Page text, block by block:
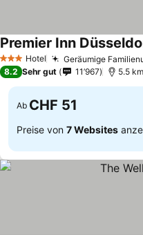
3 SterneHotel Geräumige
Premier Inn
8.2 Sehr gut 11’967 5.5
Ab CHF 51
Preise von 7 Websites